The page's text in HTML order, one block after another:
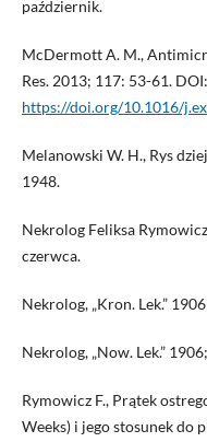
październik.
McDermott A. M.,
Res. 2013; 117: 53-61. DOI:
https://doi.org/10.1016/
Melanowski W. H., Rys
1948.
Nekrolog Feliksa
czerwca.
Nekrolog, „Kron. Lek.”
Nekrolog, „Now. Lek.”
Rymowicz F., Prątek
Weeks) i jego stosunek do